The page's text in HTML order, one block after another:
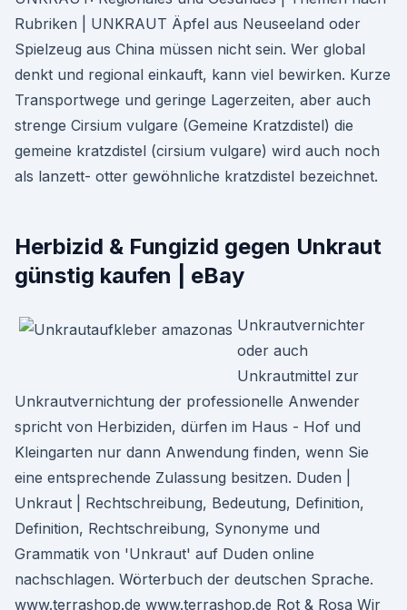
Rubriken | UNKRAUT Äpfel aus Neuseeland oder
Spielzeug aus China müssen nicht sein. Wer global
denkt und regional einkauft, kann viel bewirken. Kurze
Transportwege und geringe Lagerzeiten, aber auch
strenge Cirsium vulgare (Gemeine Kratzdistel) die
gemeine kratzdistel (cirsium vulgare) wird auch noch
als lanzett- otter gewöhnliche kratzdistel bezeichnet.
Herbizid & Fungizid gegen Unkraut
günstig kaufen | eBay
Unkrautvernichter
oder auch
Unkrautmittel zur
Unkrautvernichtung der professionelle Anwender
spricht von Herbiziden, dürfen im Haus - Hof und
Kleingarten nur dann Anwendung finden, wenn Sie
eine entsprechende Zulassung besitzen. Duden |
Unkraut | Rechtschreibung, Bedeutung, Definition,
Definition, Rechtschreibung, Synonyme und
Grammatik von 'Unkraut' auf Duden online
nachschlagen. Wörterbuch der deutschen Sprache.
www.terrashop.de www.terrashop.de Rot & Rosa Wir